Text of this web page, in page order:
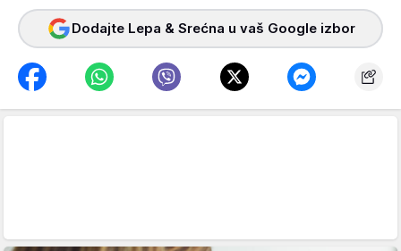
Dodajte Lepa & Srećna u vaš Google izbor